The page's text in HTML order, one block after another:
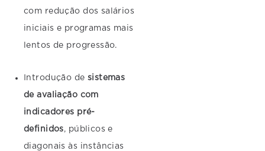
com redução dos salários
iniciais e programas mais
lentos de progressão.
Introdução de sistemas
de avaliação com
indicadores pré-
definidos, públicos e
diagonais às instâncias